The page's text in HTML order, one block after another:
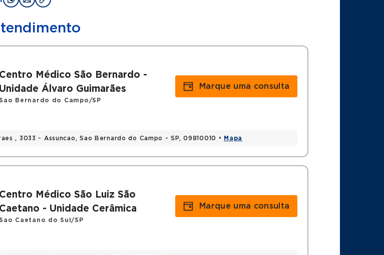
Centro Médico São Bernardo -
Unidade Álvaro Guimarães
Sao Bernardo do Campo/SP
, 3033 - Assuncao, Sao Bernardo do Campo - SP, 09810010 • Mapa
Marque uma consulta
Centro Médico São Luiz São
Caetano - Unidade Cerâmica
Sao Caetano do Sul/SP
Marque uma consulta